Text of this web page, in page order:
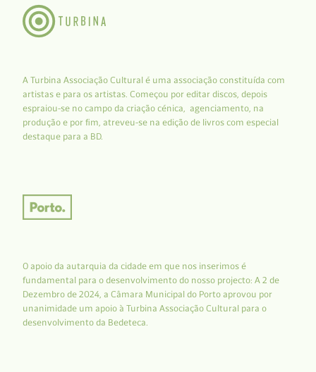
A Turbina Associação Cultural é uma associação constituída com
artistas e para os artistas. Começou por editar discos, depois
espraiou-se no campo da criação cénica, agenciamento, na
produção e por fim, atreveu-se na edição de livros com especial
destaque para a BD.
O apoio da autarquia da cidade em que nos inserimos é
fundamental para o desenvolvimento do nosso projecto: A 2 de
Dezembro de 2024, a Câmara Municipal do Porto aprovou por
unanimidade um apoio à Turbina Associação Cultural para o
desenvolvimento da Bedeteca.